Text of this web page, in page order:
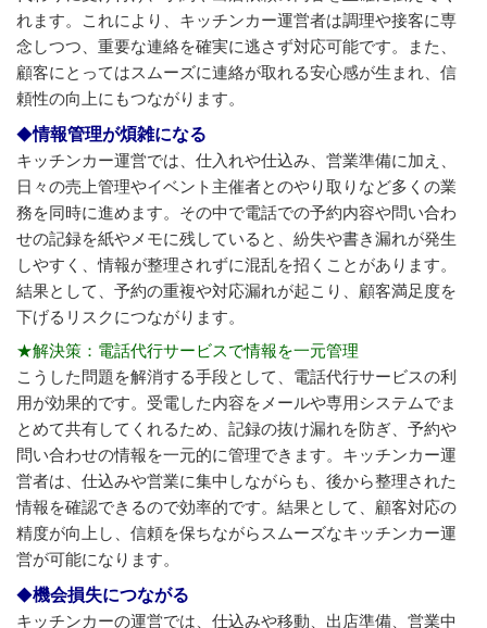
れます。これにより、キッチンカー運営者は調理や接客に専
念しつつ、重要な連絡を確実に逃さず対応可能です。また、
顧客にとってはスムーズに連絡が取れる安心感が生まれ、信
頼性の向上にもつながります。
情報管理が煩雑になる
キッチンカー運営では、仕入れや仕込み、営業準備に加え、
日々の売上管理やイベント主催者とのやり取りなど多くの業
務を同時に進めます。その中で電話での予約内容や問い合わ
せの記録を紙やメモに残していると、紛失や書き漏れが発生
しやすく、情報が整理されずに混乱を招くことがあります。
結果として、予約の重複や対応漏れが起こり、顧客満足度を
下げるリスクにつながります。
★解決策：電話代行サービスで情報を一元管理
こうした問題を解消する手段として、電話代行サービスの利
用が効果的です。受電した内容をメールや専用システムでま
とめて共有してくれるため、記録の抜け漏れを防ぎ、予約や
問い合わせの情報を一元的に管理できます。キッチンカー運
営者は、仕込みや営業に集中しながらも、後から整理された
情報を確認できるので効率的です。結果として、顧客対応の
精度が向上し、信頼を保ちながらスムーズなキッチンカー運
営が可能になります。
機会損失につながる
キッチンカーの運営では、仕込みや移動、出店準備、営業中